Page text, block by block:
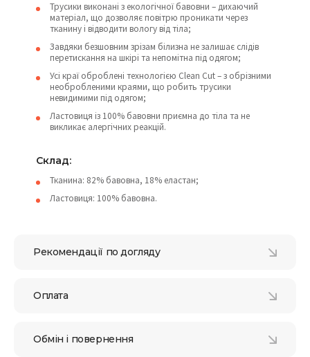
Трусики виконані з екологічної бавовни – дихаючий
матеріал, що дозволяє повітрю проникати через
тканину і відводити вологу від тіла;
Завдяки безшовним зрізам білизна не залишає слідів
перетискання на шкірі та непомітна під одягом;
Усі краї оброблені технологією Clean Cut – з обрізними
необробленими краями, що робить трусики
невидимими під одягом;
Ластовиця із 100% бавовни приємна до тіла та не
викликає алергічних реакцій.
Склад:
Тканина: 82% бавовна, 18% еластан;
Ластовиця: 100% бавовна.
Рекомендації по догляду
Оплата
Обмін і повернення